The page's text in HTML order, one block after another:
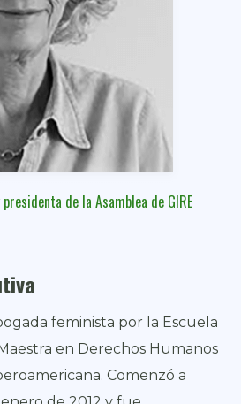
de la Asamblea de GIRE
feminista por la Escuela
en Derechos Humanos
Comenzó a